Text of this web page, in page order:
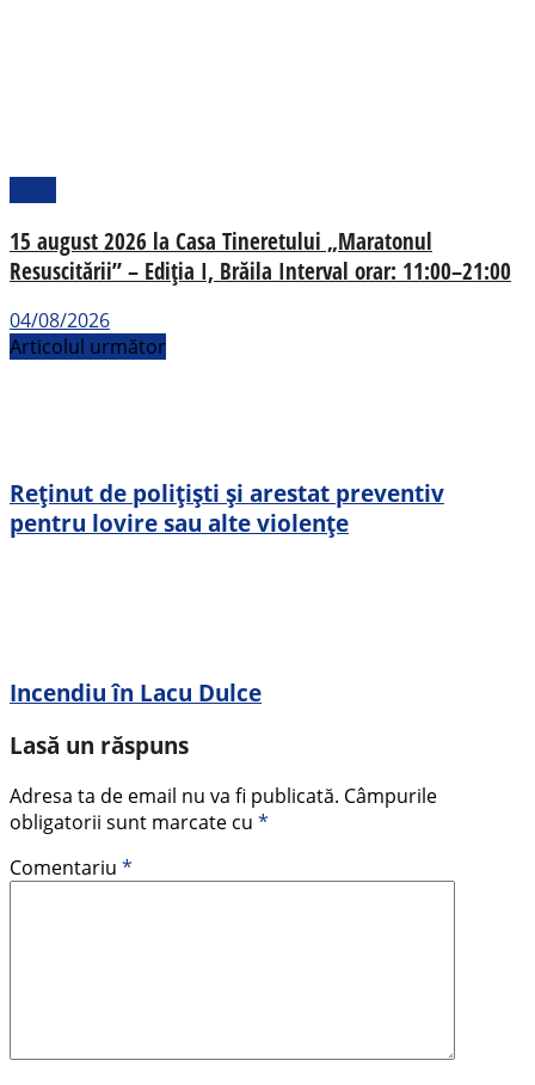
15 august 2026 la Casa Tineretului „Maratonul
Resuscitării” – Ediția I, Brăila Interval orar: 11:00–21:00
04/08/2026
Articolul următor
Reținut de polițiști și arestat preventiv
pentru lovire sau alte violențe
Incendiu în Lacu Dulce
Lasă un răspuns
Adresa ta de email nu va fi publicată. Câmpurile
obligatorii sunt marcate cu *
Comentariu *